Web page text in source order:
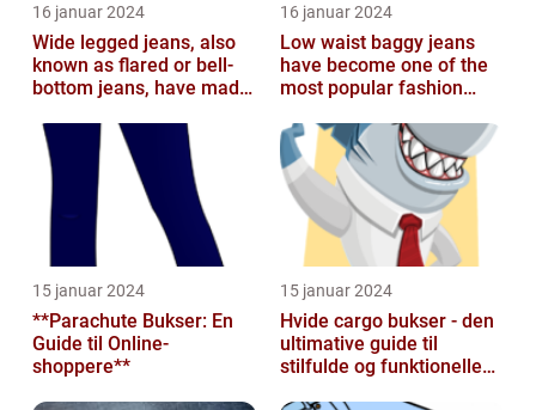
16 januar 2024
Wide legged jeans, also
known as flared or bell-
bottom jeans, have made
fash...
16 januar 2024
Low waist baggy jeans
have become one of the
most popular fashion
15 januar 2024
**Parachute Bukser: En
Guide til Online-
shoppere**
15 januar 2024
Hvide cargo bukser - den
ultimative guide til
stilfulde og funktionelle